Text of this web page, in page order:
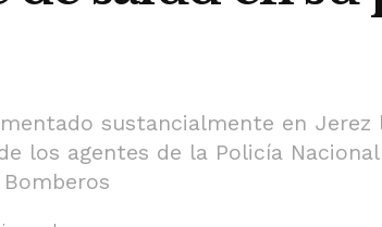
sustancialmente en Jerez
los agentes de la Policía